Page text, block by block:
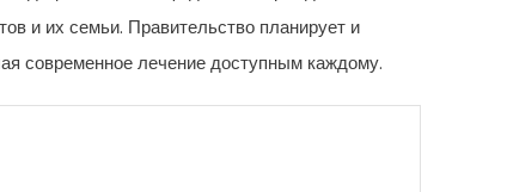
и их семьи. Правительство планирует и
современное лечение доступным каждому.